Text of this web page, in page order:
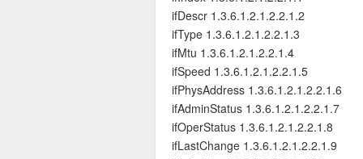
ifDescr 1.3.6.1.2.1.2.2.1.2
ifType 1.3.6.1.2.1.2.2.1.3
ifMtu 1.3.6.1.2.1.2.2.1.4
ifSpeed 1.3.6.1.2.1.2.2.1.5
ifPhysAddress 1.3.6.1.2.1.2.2.1.6
ifAdminStatus 1.3.6.1.2.1.2.2.1.7
ifOperStatus 1.3.6.1.2.1.2.2.1.8
ifLastChange 1.3.6.1.2.1.2.2.1.9